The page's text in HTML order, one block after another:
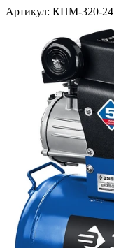
Артикул: КПМ-320-24